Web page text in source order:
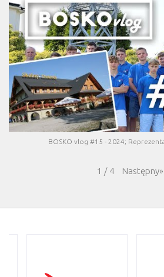
BOSKO vlog #15 - 2024;
1 / 4 Następny»